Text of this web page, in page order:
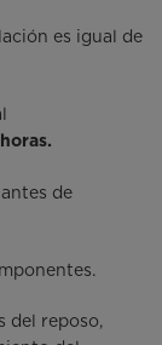
es igual de
de
del reposo,